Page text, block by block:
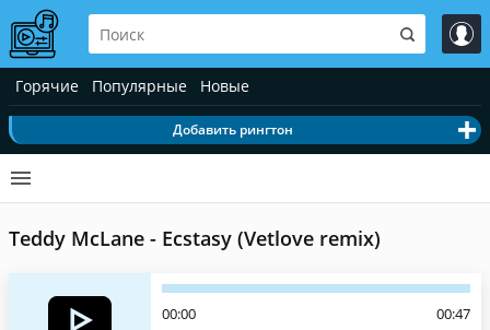
Горячие Популярные Новые
Добавить рингтон
Teddy McLane - Ecstasy (Vetlove remix)
00:00 00:47